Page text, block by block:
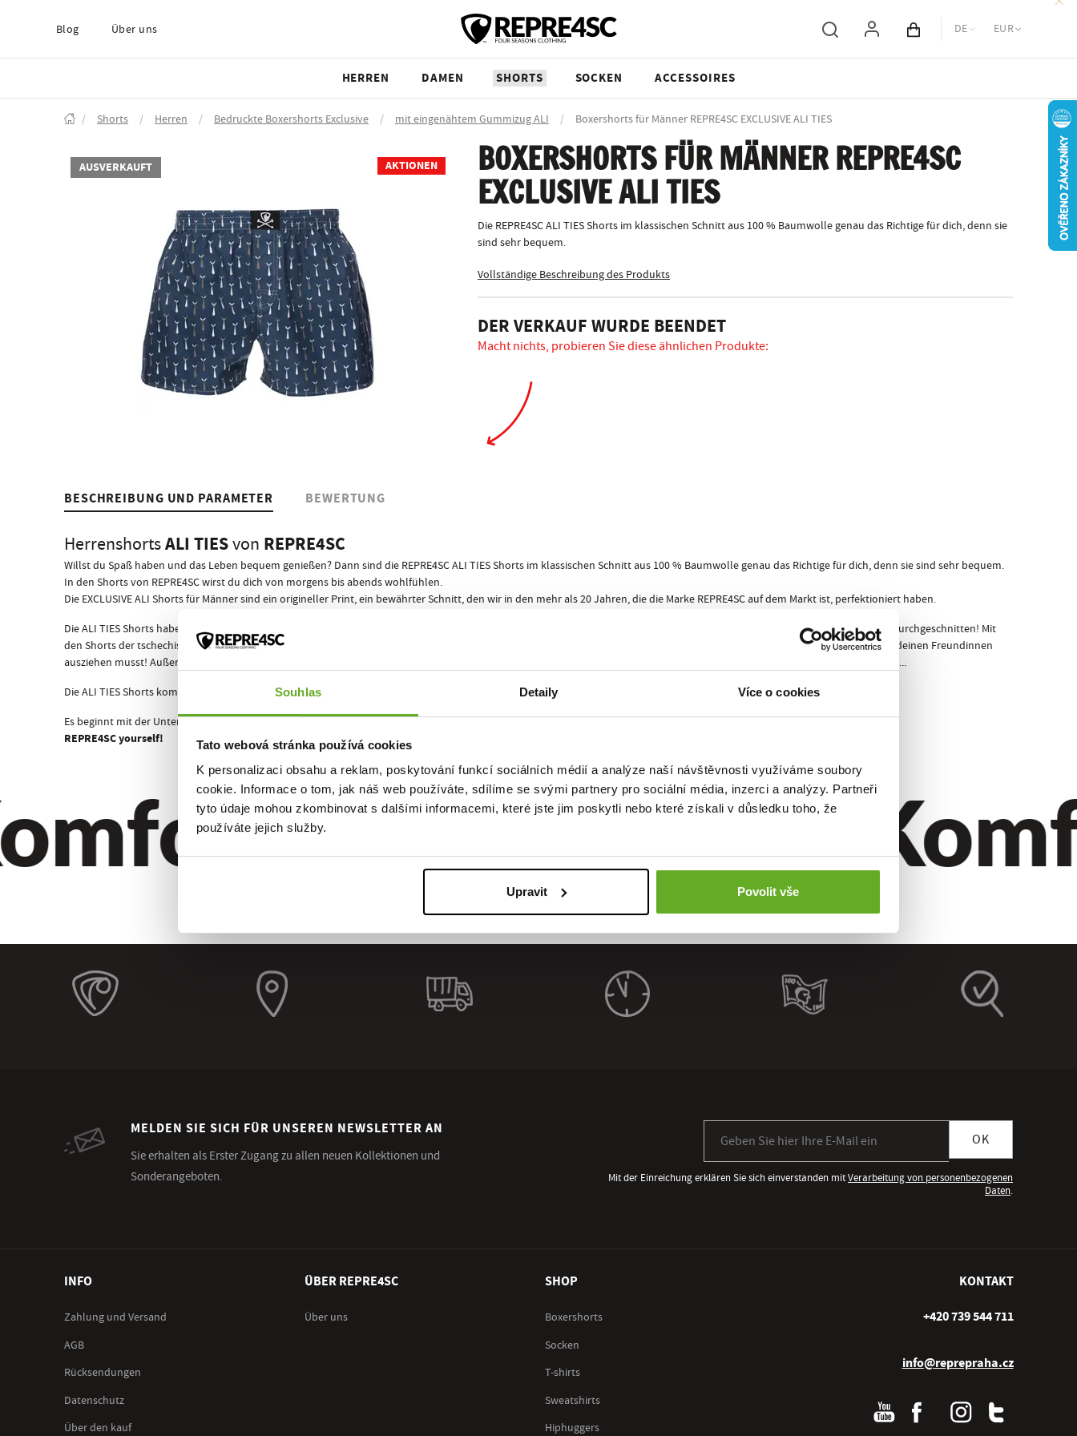
Souhlas Detaily Více o cookies
Tato webová stránka používá cookies
K personalizaci obsahu a reklam, poskytování funkcí sociálních médií a analýze naší návštěvnosti využíváme soubory
cookie. Informace o tom, jak náš web používáte, sdílíme se svými partnery pro sociální média, inzerci a analýzy. Partneři
tyto údaje mohou zkombinovat s dalšími informacemi, které jste jim poskytli nebo které získali v důsledku toho, že
používáte jejich služby.
Upravit Povolit vše
Blog Über uns Inhalt des Wagens
DE EUR
HERREN DAMEN SHORTS SOCKEN ACCESSOIRES
/ Shorts / Herren / Bedruckte Boxershorts Exclusive / mit eingenähtem Gummizug ALI / Boxershorts für Männer REPRE4SC EXCLUSIVE ALI TIES
AUSVERKAUFT AKTIONEN
BOXERSHORTS FÜR MÄNNER REPRE4SC
EXCLUSIVE ALI TIES
Die REPRE4SC ALI TIES Shorts im klassischen Schnitt aus 100 % Baumwolle genau das Richtige für dich, denn sie
sind sehr bequem.
Vollständige Beschreibung des Produkts
DER VERKAUF WURDE BEENDET
Macht nichts, probieren Sie diese ähnlichen Produkte:
BESCHREIBUNG UND PARAMETER BEWERTUNG
HerrenshortsALI TIESvon REPRE4SC
Willst du Spaß haben und das Leben bequem genießen? Dann sind die REPRE4SC ALI TIES Shorts im klassischen Schnitt aus 100 % Baumwolle genau das Richtige für dich, denn sie sind sehr bequem.
In den Shorts von REPRE4SC wirst du dich von morgens bis abends wohlfühlen.
Die EXCLUSIVE ALI Shorts für Männer sind ein origineller Print, ein bewährter Schnitt, den wir in den mehr als 20 Jahren, die die Marke REPRE4SC auf dem Markt ist, perfektioniert haben.
Die ALI TIES Shorts haben ein standardmäßig eingenähtes Gummiband, das sich dir in jeder Situation anpasst. Dank der
, aus denen sie bestehen, werden sie nie wieder durchgeschnitten! Mit
den Shorts der tschechischen Marke REPRE4SC ist dir der Erfolg garantiert! Keine peinlichen Situationen mehr, in denen du dich vor deinen Freunden oder noch schlimmer, vor deinen Freundinnen
ausziehen musst! Außerdem bietet keine andere Shorts für Männer mehr Komfort während des Tages und der Nacht, was für deine Leistung und deine Erholung sehr wichtig ist...
Die ALI TIES Shorts kommen, wie alle anderen REPRE4SC Shorts für Männer, in einem stylischen Papierpixel
Es beginnt mit der Unterwäsche!
REPRE4SC yourself!
Qualität. Stil.
MELDEN SIE SICH FÜR UNSEREN NEWSLETTER AN
Sie erhalten als Erster Zugang zu allen neuen Kollektionen und
Sonderangeboten.
OK
Mit der Einreichung erklären Sie sich einverstanden mitVerarbeitung von personenbezogenen
Daten.
INFO
Zahlung und Versand
AGB
Rücksendungen
Datenschutz
Über den kauf
ÜBER REPRE4SC
Über uns
SHOP
Boxershorts
Socken
T-shirts
Sweatshirts
Hiphuggers
KONTAKT
+420 739 544 711
info@reprepraha.cz